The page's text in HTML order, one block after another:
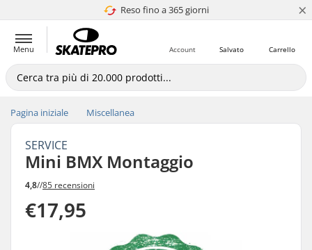
Reso fino a 365 giorni
4.8 di 5 ×
Menu Carrello
Salvato
Account
Pagina iniziale Miscellanea
SERVICE
Mini BMX Montaggio
4,8//85 recensioni
€17,95